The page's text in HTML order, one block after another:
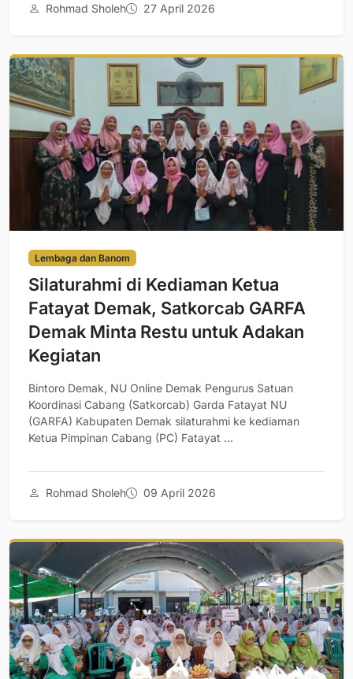
Rohmad Sholeh 27 April 2026
Lembaga dan Banom
Silaturahmi di Kediaman Ketua
Fatayat Demak, Satkorcab GARFA
Demak Minta Restu untuk Adakan
Kegiatan
Bintoro Demak, NU Online Demak Pengurus Satuan
Koordinasi Cabang (Satkorcab) Garda Fatayat NU
(GARFA) Kabupaten Demak silaturahmi ke kediaman
Ketua Pimpinan Cabang (PC) Fatayat ...
Rohmad Sholeh 09 April 2026